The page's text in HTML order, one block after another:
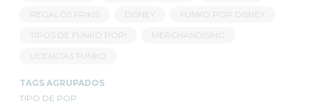
REGALOS FRIKIS
DISNEY
FUNKO POP DISNEY
TIPOS DE FUNKO POP!
MERCHANDISING
LICENCIAS FUNKO
TAGS AGRUPADOS
TIPO DE POP